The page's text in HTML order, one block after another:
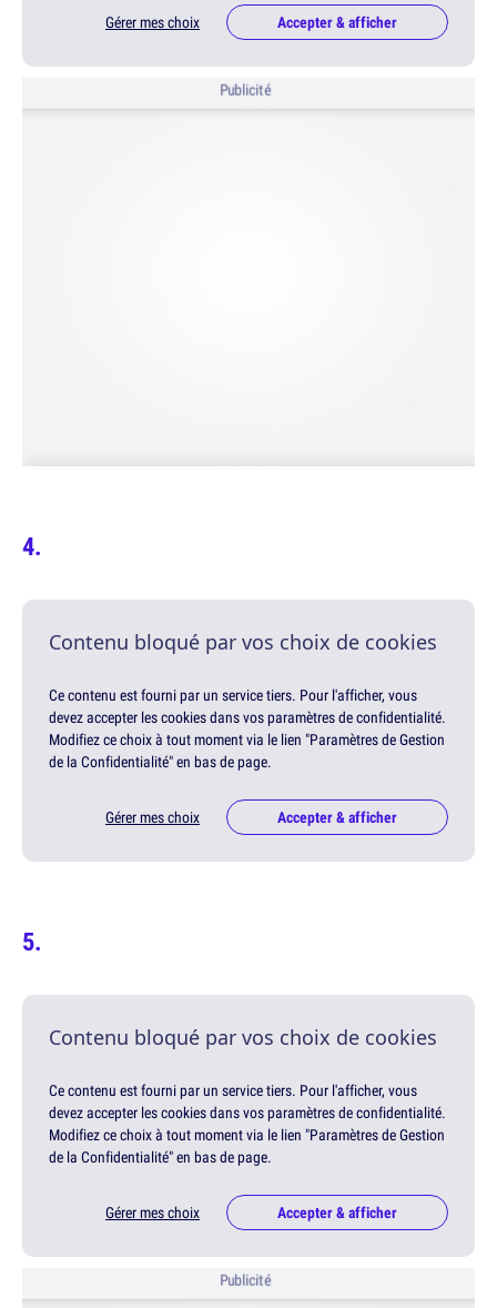
Gérer mes choix Accepter & afficher
Publicité
Contenu bloqué par vos choix de cookies
Ce contenu est fourni par un service tiers. Pour l'afficher, vous
devez accepter les cookies dans vos paramètres de confidentialité.
Modifiez ce choix à tout moment via le lien "Paramètres de Gestion
de la Confidentialité" en bas de page.
Gérer mes choix Accepter & afficher
Contenu bloqué par vos choix de cookies
Ce contenu est fourni par un service tiers. Pour l'afficher, vous
devez accepter les cookies dans vos paramètres de confidentialité.
Modifiez ce choix à tout moment via le lien "Paramètres de Gestion
de la Confidentialité" en bas de page.
Gérer mes choix Accepter & afficher
Publicité